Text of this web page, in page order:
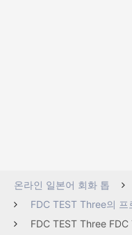
온라인 일본어 회화 톱
FDC TEST Three의 프
FDC TEST Three